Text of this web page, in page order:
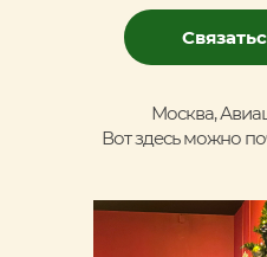
Москва,
Вот здесь можно